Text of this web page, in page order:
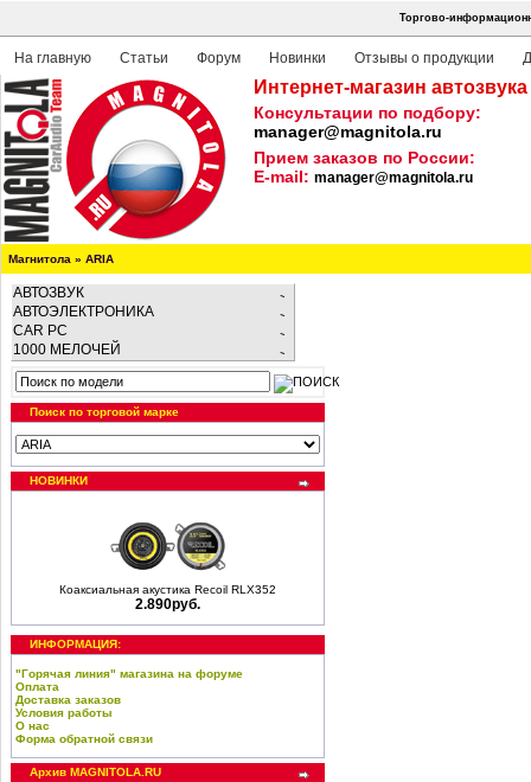
Торгово-
На главную Статьи Форум Новинки Отзывы о продукции
Интернет-магазин
Консультации по подбору:
manager@magnitola.ru
Прием заказов по России:
E-mail: manager@magnitola.ru
Магнитола » ARIA
АВТОЗВУК
АВТОЭЛЕКТРОНИКА
CAR PC
1000 МЕЛОЧЕЙ
Поиск по торговой марке
НОВИНКИ
Коаксиальная акустика Recoil RLX352
2.890руб.
ИНФОРМАЦИЯ:
"Горячая линия" магазина на форуме
Оплата
Доставка заказов
Условия работы
О нас
Форма обратной связи
Архив MAGNITOLA.RU